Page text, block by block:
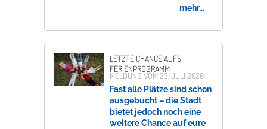
mehr...
LETZTE CHANCE AUFS
FERIENPROGRAMM
MELDUNG VOM 23. JULI 2026
Fast alle Plätze sind schon
ausgebucht – die Stadt
bietet jedoch noch eine
weitere Chance auf eure